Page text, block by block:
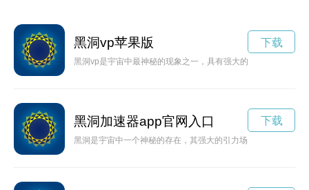
黑洞vp苹果版
黑洞vp是宇宙中最神秘的现象之一，具有强大的引力和奇特的
下载
黑洞加速器app官网入口
黑洞是宇宙中一个神秘的存在，其强大的引力场能够引入任何
下载